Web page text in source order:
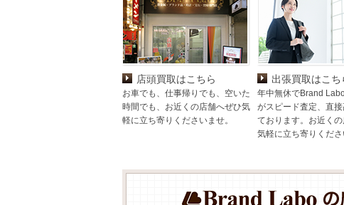
店頭買取はこちら
お車でも、仕事帰りでも、空いた
時間でも、お近くの店舗へぜひ気
軽に立ち寄りくださいませ。
出張買取はこち
年中無休でBrand
がスピード査定、直接
ております。お近く
気軽に立ち寄りくださ